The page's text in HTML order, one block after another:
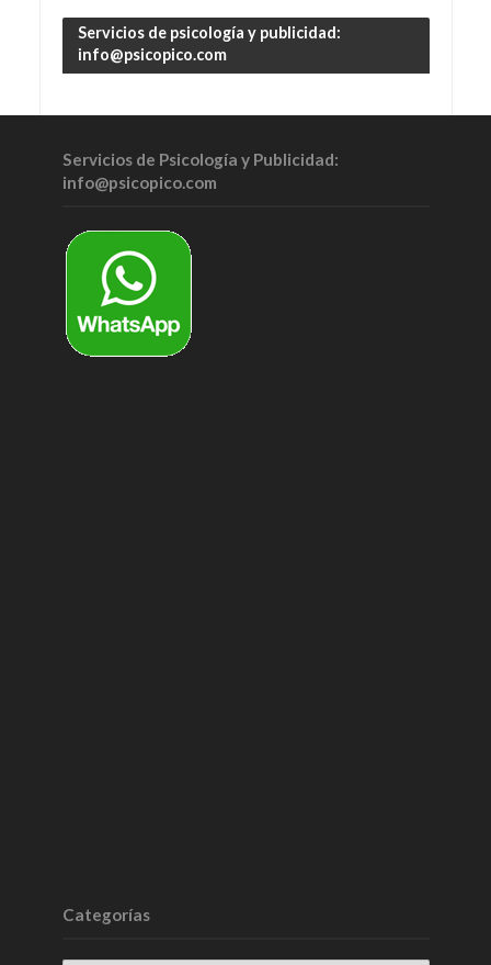
Servicios de psicología y publicidad:
info@psicopico.com
Servicios de Psicología y Publicidad:
info@psicopico.com
Categorías